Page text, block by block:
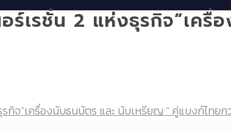
อร์เรชั่น 2 แห่งธุรกิจ”เ
กิจ”เครื่องนับธนบัตร และ นับเหรียญ “ คู่แบงก์ไทยก